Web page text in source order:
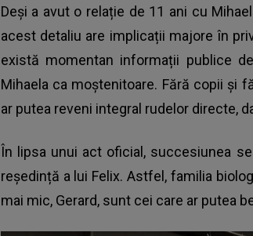
Deși a avut o relație de 11 ani cu
acest detaliu are implicații majore în
există momentan informații publice
Mihaela ca moștenitoare. Fără copii și
ar putea reveni integral rudelor directe,
În lipsa unui act oficial, succesiunea
reședință a lui Felix. Astfel,familia
mai mic, Gerard, sunt cei care ar putea